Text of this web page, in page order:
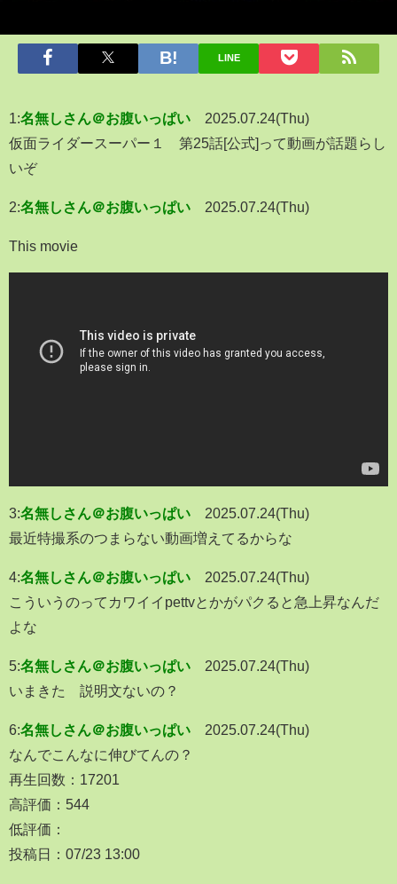
LINE
1:名無しさん＠お腹いっぱい
2025.07.24(Thu)
仮面ライダースーパー１ 第25話[公式]って動画が話題らし
いぞ
2:名無しさん＠お腹いっぱい 2025.07.24(Thu)
This movie
3:名無しさん＠お腹いっぱい
2025.07.24(Thu)
最近特撮系のつまらない動画増えてるからな
4:名無しさん＠お腹いっぱい
2025.07.24(Thu)
こういうのってカワイイpettvとかがパクると急上昇なんだ
よな
5:名無しさん＠お腹いっぱい
2025.07.24(Thu)
いまきた 説明文ないの？
6:名無しさん＠お腹いっぱい
2025.07.24(Thu)
なんでこんなに伸びてんの？
再生回数：17201
高評価：544
低評価：
投稿日：07/23 13:00